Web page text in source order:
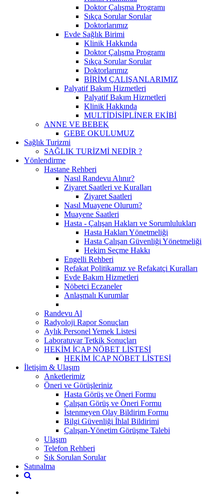
Doktor Çalışma Programı
Sıkça Sorular Sorular
Doktorlarımız
Evde Sağlık Birimi
Klinik Hakkında
Doktor Çalışma Programı
Sıkça Sorular Sorular
Doktorlarımız
BİRİM ÇALIŞANLARIMIZ
Palyatif Bakım Hizmetleri
Palyatif Bakım Hizmetleri
Klinik Hakkında
MULTİDİSİPLİNER EKİBİ
ANNE VE BEBEK
GEBE OKULUMUZ
Sağlık Turizmi
SAĞLIK TURİZMİ NEDİR ?
Yönlendirme
Hastane Rehberi
Nasıl Randevu Alınır?
Ziyaret Saatleri ve Kuralları
Ziyaret Saatleri
Nasıl Muayene Olurum?
Muayene Saatleri
Hasta - Çalışan Hakları ve Sorumlulukları
Hasta Hakları Yönetmeliği
Hasta Çalışan Güvenliği Yönetmeliği
Hekim Seçme Hakkı
Engelli Rehberi
Refakat Politikamız ve Refakatçi Kuralları
Evde Bakım Hizmetleri
Nöbetci Eczaneler
Anlaşmalı Kurumlar
Randevu Al
Radyoloji Rapor Sonuçları
Aylık Personel Yemek Listesi
Laboratuvar Tetkik Sonuçları
HEKİM İCAP NÖBET LİSTESİ
HEKİM İCAP NÖBET LİSTESİ
İletişim & Ulaşım
Anketlerimiz
Öneri ve Görüşleriniz
Hasta Görüş ve Öneri Formu
Çalışan Görüş ve Öneri Formu
İstenmeyen Olay Bildirim Formu
Bilgi Güvenliği İhlal Bildirimi
Çalışan-Yönetim Görüşme Talebi
Ulaşım
Telefon Rehberi
Sık Sorulan Sorular
Satınalma